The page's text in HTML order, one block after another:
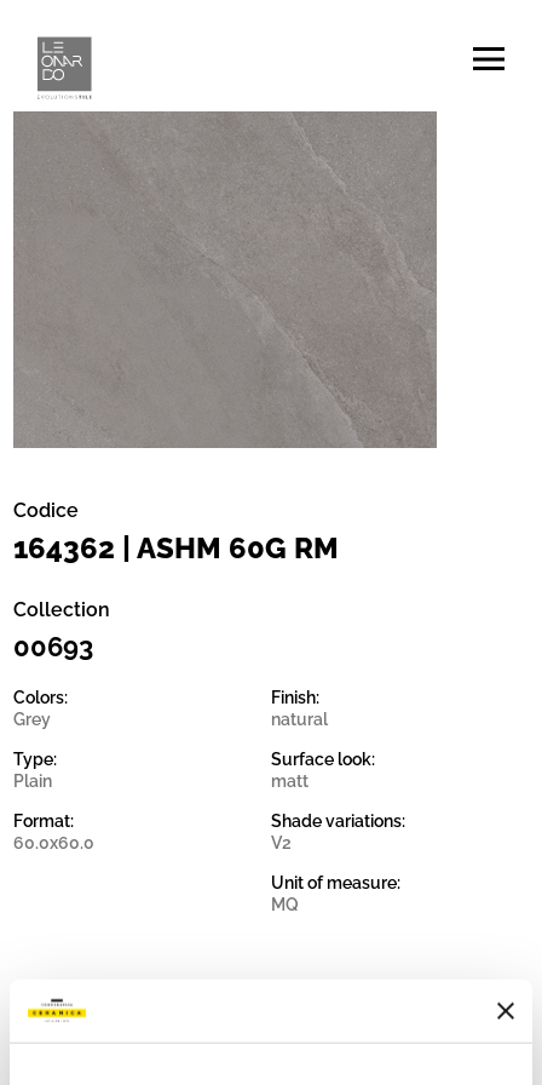
Codice
164362 | ASHM 60G RM
Collection
00693
Colors:
Grey
Type:
Plain
Format:
60.0x60.0
Finish:
natural
Surface look:
matt
Shade variations:
V2
Unit of measure:
MQ